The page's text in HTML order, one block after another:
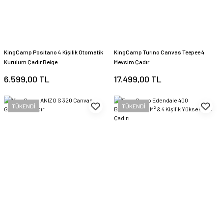
KingCamp Positano 4 Kişilik Otomatik
Kurulum Çadır Beige
6.599,00 TL
KingCamp Turıno Canvas Teepee 4
Mevsim Çadır
17.499,00 TL
TÜKENDİ TÜKENDİ